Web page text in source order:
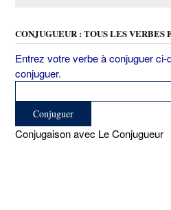
CONJUGUEUR : TOUS LES VERBES
Entrez votre verbe à conjuguer
conjuguer.
Conjugaison avec Le Conjugueur